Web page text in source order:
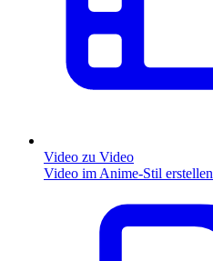
Video zu Video
Video im Anime-Stil erstellen